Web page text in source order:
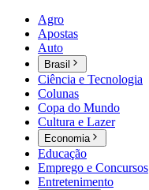
Agro
Apostas
Auto
Brasil
Ciência e Tecnologia
Colunas
Copa do Mundo
Cultura e Lazer
Economia
Educação
Emprego e Concursos
Entretenimento